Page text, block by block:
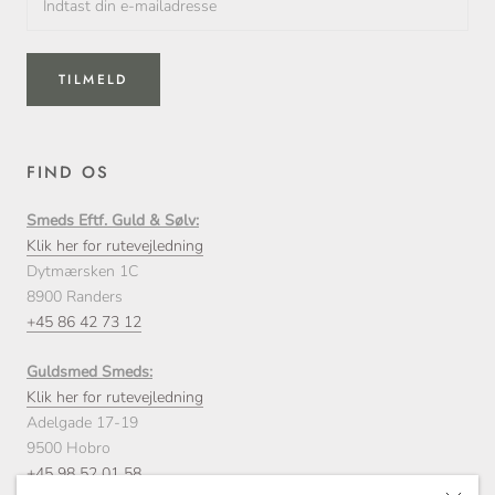
TILMELD
FIND OS
Smeds Eftf. Guld & Sølv:
Klik her for rutevejledning
Dytmærsken 1C
8900 Randers
+45 86 42 73 12
Guldsmed Smeds:
Klik her for rutevejledning
Adelgade 17-19
9500 Hobro
+45 98 52 01 58